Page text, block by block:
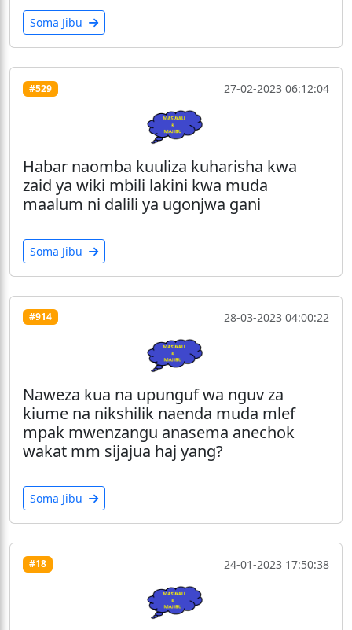
Soma Jibu
#529 27-02-2023 06:12:04
Habar naomba kuuliza kuharisha kwa
zaid ya wiki mbili lakini kwa muda
maalum ni dalili ya ugonjwa gani
Soma Jibu
#914 28-03-2023 04:00:22
Naweza kua na upunguf wa nguv za
kiume na nikshilik naenda muda mlef
mpak mwenzangu anasema anechok
wakat mm sijajua haj yang?
Soma Jibu
#18 24-01-2023 17:50:38